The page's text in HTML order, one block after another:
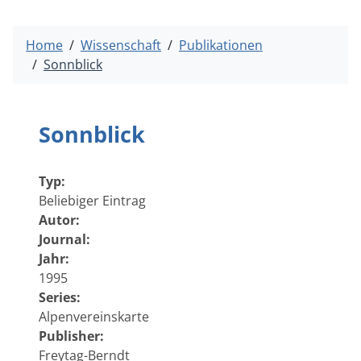
Home Wissenschaft
Publikationen
Sonnblick
Sonnblick
Typ:
Beliebiger Eintrag
Autor:
Journal:
Jahr:
1995
Series:
Alpenvereinskarte
Publisher:
Freytag-Berndt